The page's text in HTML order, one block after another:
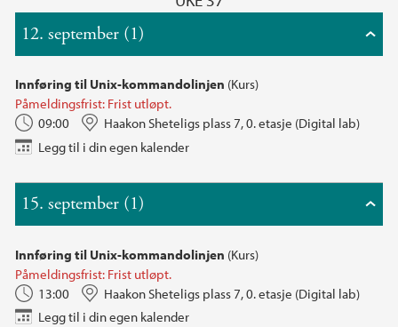
12. september (1)
Innføring til Unix-kommandolinjen (Kurs)
Påmeldingsfrist: Frist utløpt.
09:00
Haakon Sheteligs plass 7, 0. etasje (Digital lab)
Legg til i din egen kalender
15. september (1)
Innføring til Unix-kommandolinjen (Kurs)
Påmeldingsfrist: Frist utløpt.
13:00
Haakon Sheteligs plass 7, 0. etasje (Digital lab)
Legg til i din egen kalender